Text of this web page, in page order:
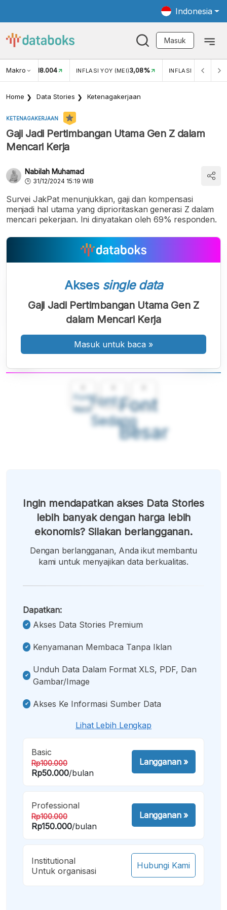
Indonesia
Masuk
Makro
USD/IDR 18.004 INFLASI YOY (MEI)3,08% INFLASI MOM (MEI)
Home Data Stories Ketenagakerjaan
KETENAGAKERJAAN
Gaji Jadi Pertimbangan Utama Gen Z dalam
Mencari Kerja
Nabilah Muhamad
31/12/2024 15:19 WIB
Survei JakPat menunjukkan, gaji dan kompensasi
menjadi hal utama yang diprioritaskan generasi Z dalam
mencari pekerjaan. Ini dinyatakan oleh 69% responden.
Font
Kecil
Font
Sedang
Font
Besar
Akses single data
Gaji Jadi Pertimbangan Utama Gen Z
dalam Mencari Kerja
Masuk untuk baca »
Ingin mendapatkan akses Data Stories
lebih banyak dengan harga lebih
ekonomis? Silakan berlangganan.
Dengan berlangganan, Anda ikut membantu
kami untuk menyajikan data berkualitas.
Dapatkan:
Akses Data Stories Premium
Kenyamanan Membaca Tanpa Iklan
Unduh Data Dalam Format XLS, PDF, Dan
Gambar/image
Akses Ke Informasi Sumber Data
Lihat Lebih Lengkap
Basic
Rp100.000
Rp50.000/bulan
Langganan»
Professional
Rp100.000
Rp150.000/bulan
Langganan»
Institutional
Untuk organisasi
Hubungi Kami